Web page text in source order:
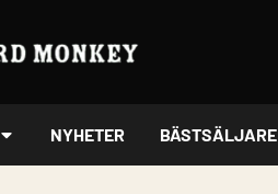
ÖPPNA ALLA PRODUKTER
NYHETER BÄSTSÄLJARE